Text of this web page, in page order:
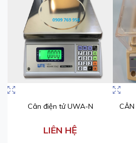
Cân điện tử UWA-N
LIÊN HỆ
CÂN